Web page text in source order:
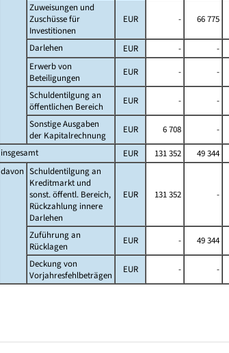
Zuweisungen und
Zuschüsse für
Investitionen
EUR - 66 775
Darlehen EUR - -
Erwerb von
Beteiligungen
EUR - -
Schuldentilgung an
öffentlichen Bereich
EUR - -
Sonstige Ausgaben
der Kapitalrechnung
EUR 6 708 -
insgesamt EUR 131 352 49 344
davon Schuldentilgung an
Kreditmarkt und
sonst. öffentl. Bereich,
Rückzahlung innere
Darlehen
EUR 131 352 -
Zuführung an
Rücklagen
EUR - 49 344
Deckung von
Vorjahresfehlbeträgen
EUR - -